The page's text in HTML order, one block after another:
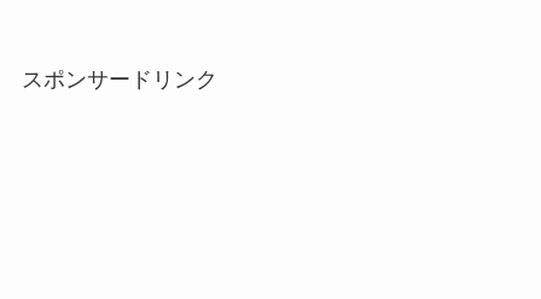
スポンサードリンク